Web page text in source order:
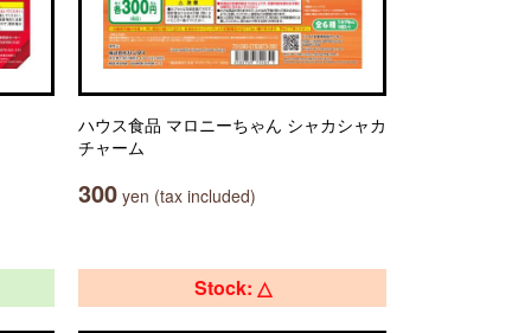
ハウス食品 マロニーちゃん シャカシャカ
チャーム
300 yen (tax included)
Stock: △